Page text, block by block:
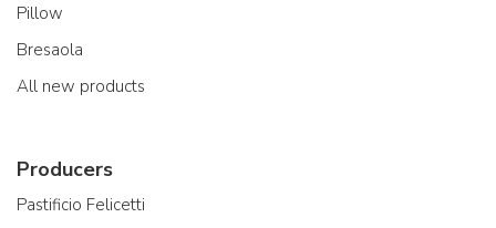
Pillow
Bresaola
All new products
Producers
Pastificio Felicetti